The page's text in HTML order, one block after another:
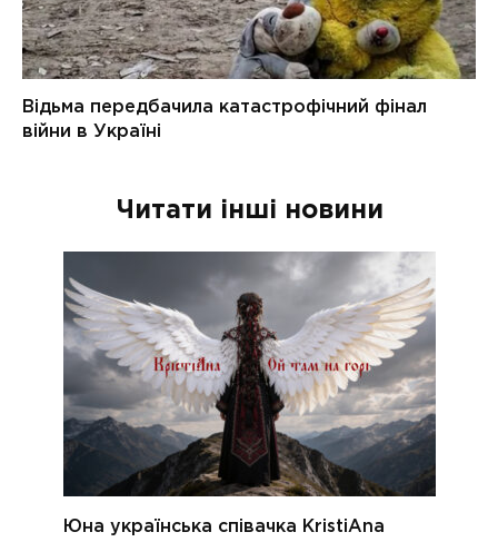
Читати інші новини
Юна українська співачка KristiAna